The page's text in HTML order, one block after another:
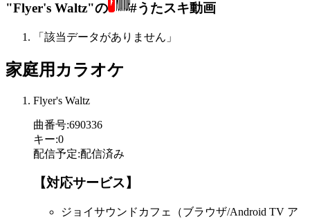
"Flyer's Waltz"の #うたスキ動画
「該当データがありません」
家庭用カラオケ
Flyer's Waltz
曲番号:690336
キー:0
配信予定:配信済み
【対応サービス】
ジョイサウンドカフェ（ブラウザ/Android TV ア